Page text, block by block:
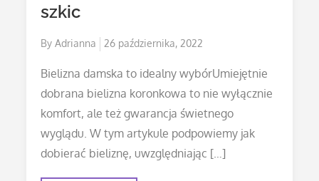
szkic
ByAdrianna
Posted
26 października, 2022
Bielizna damska to idealny wybórUmiejętnie
dobrana bielizna koronkowa to nie wyłącznie
komfort, ale też gwarancja świetnego
wyglądu. W tym artykule podpowiemy jak
dobierać bieliznę, uwzględniając […]